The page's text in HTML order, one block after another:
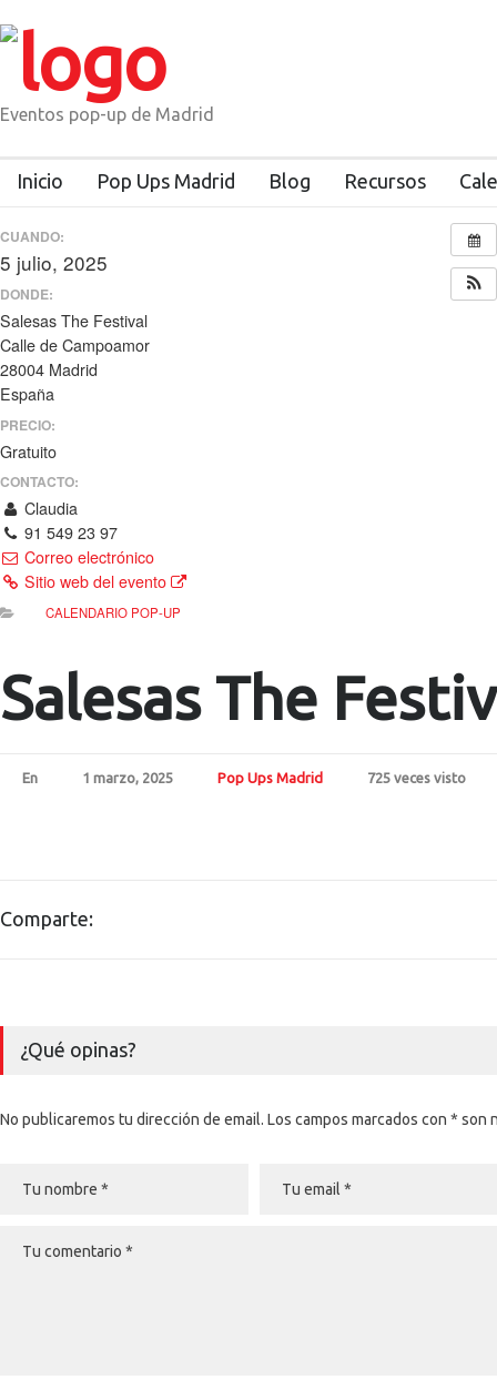
Eventos pop-up de Madrid
Inicio Pop Ups Madrid Blog Recursos
CUANDO:
5 julio, 2025
DONDE:
Salesas The Festival
Calle de Campoamor
28004 Madrid
España
PRECIO:
Gratuito
CONTACTO:
Claudia
91 549 23 97
Correo electrónico
Sitio web del evento
CALENDARIO POP-UP
Salesas The
En 1 marzo, 2025 Pop Ups Madrid 725 veces visto
Comparte:
¿Qué opinas?
No publicaremos tu dirección de email. Los campos marcados con * son